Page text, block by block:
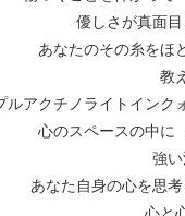
優しさが真面
あなたのその糸をほ
教
ルアクチノライトインク
心のスペースの中に
強
あなた自身の心を思